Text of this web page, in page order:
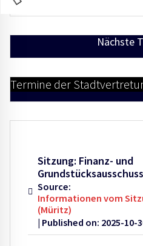
Nächste
Termine der
Sitzung: Finanz- und
Source:
Informationen vom
(Müritz)
Published on: 2025-10-